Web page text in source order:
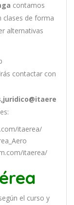
contamos
clases de forma
alternativas
contactar con
itaerea/
itaerea/
gún el curso y